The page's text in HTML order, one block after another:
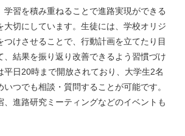
学習を積み重ねることで進路実現ができる
大切にしています。生徒には、学校オリジ
つけさせることで、行動計画を立てたり目
、結果を振り返り改善できるよう習慣づけ
平日20時まで開放されており、大学生2名
つでも相談・質問することが可能です。
、進路研究ミーティングなどのイベントも